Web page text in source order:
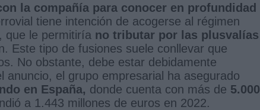
la compañía para conocer en profundidad
tiene intención de acogerse al régimen
que le permitiría no tributar por las plusvalías
Este tipo de fusiones suele conllevar que
No obstante, debe estar debidamente
anuncio, el grupo empresarial ha asegurado
en España, donde cuenta con más de 5.000
a 1.443 millones de euros en 2022.